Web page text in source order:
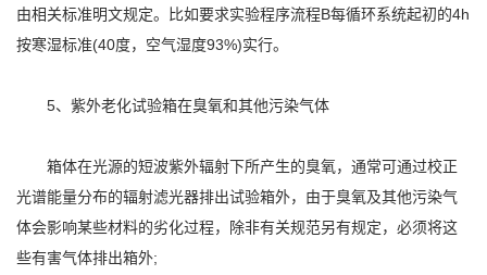
由相关标准明文规定。比如要求实验程序流程B每循环系统起初的4h
按寒湿标准(40度，空气湿度93%)实行。
5、紫外老化试验箱在臭氧和其他污染气体
箱体在光源的短波紫外辐射下所产生的臭氧，通常可通过校正
光谱能量分布的辐射滤光器排出试验箱外，由于臭氧及其他污染气
体会影响某些材料的劣化过程，除非有关规范另有规定，必须将这
些有害气体排出箱外;